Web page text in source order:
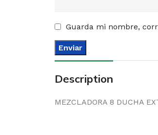
Guarda mi nombre,
Description
MEZCLADORA 8 DUCHA